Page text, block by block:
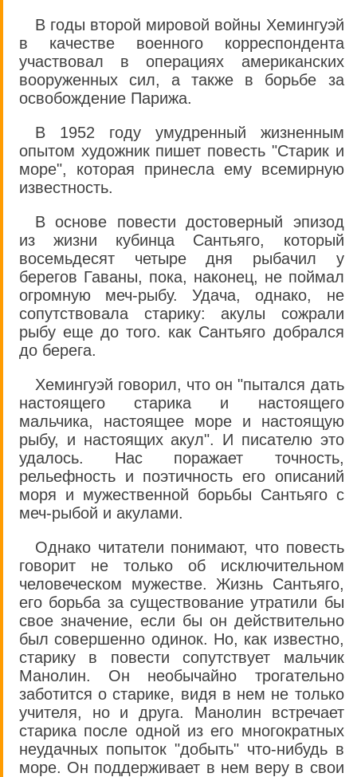
В годы второй мировой войны Хемингуэй
в качестве военного корреспондента
участвовал в операциях американских
вооруженных сил, а также в борьбе за
освобождение Парижа.
В 1952 году умудренный жизненным
опытом художник пишет повесть "Старик и
море", которая принесла ему всемирную
известность.
В основе повести достоверный эпизод
из жизни кубинца Сантьяго, который
восемьдесят четыре дня рыбачил у
берегов Гаваны, пока, наконец, не поймал
огромную меч-рыбу. Удача, однако, не
сопутствовала старику: акулы сожрали
рыбу еще до того. как Сантьяго добрался
до берега.
Хемингуэй говорил, что он "пытался дать
настоящего старика и настоящего
мальчика, настоящее море и настоящую
рыбу, и настоящих акул". И писателю это
удалось. Нас поражает точность,
рельефность и поэтичность его описаний
моря и мужественной борьбы Сантьяго с
меч-рыбой и акулами.
Однако читатели понимают, что повесть
говорит не только об исключительном
человеческом мужестве. Жизнь Сантьяго,
его борьба за существование утратили бы
свое значение, если бы он действительно
был совершенно одинок. Но, как известно,
старику в повести сопутствует мальчик
Манолин. Он необычайно трогательно
заботится о старике, видя в нем не только
учителя, но и друга. Манолин встречает
старика после одной из его многократных
неудачных попыток "добыть" что-нибудь в
море. Он поддерживает в нем веру в свои